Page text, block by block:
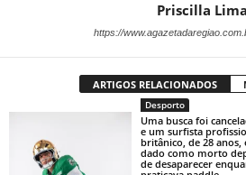
Priscilla Lima
https://
ARTIGOS RELACIONADOS
Desporto
Uma busca foi
e um surfista
britânico, de 28 anos,
dado como morto
de desaparecer